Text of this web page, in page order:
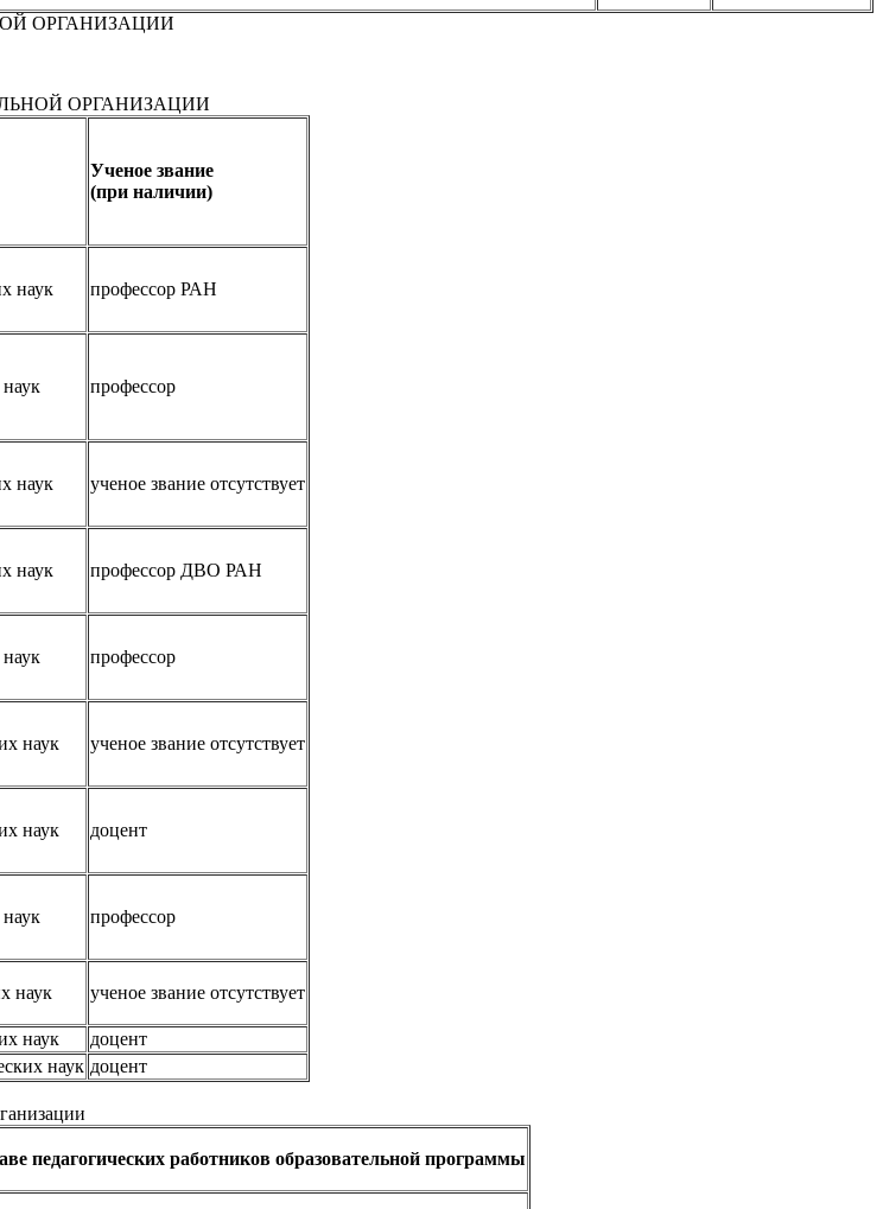
ОРГАНИЗАЦИИ
ОРГАНИЗАЦИИ
Ученое звание
(при наличии)
наук профессор РАН
профессор
наук ученое звание отсутствует
наук профессор ДВО РАН
профессор
наук ученое звание отсутствует
наук доцент
профессор
наук ученое звание отсутствует
наук
доцент
наук доцент
педагогических работников образовательной программы